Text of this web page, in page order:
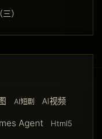
）
AI短剧 AI视频
Agent Html5